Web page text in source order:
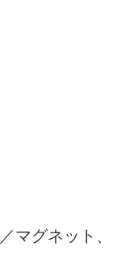
マグネット、